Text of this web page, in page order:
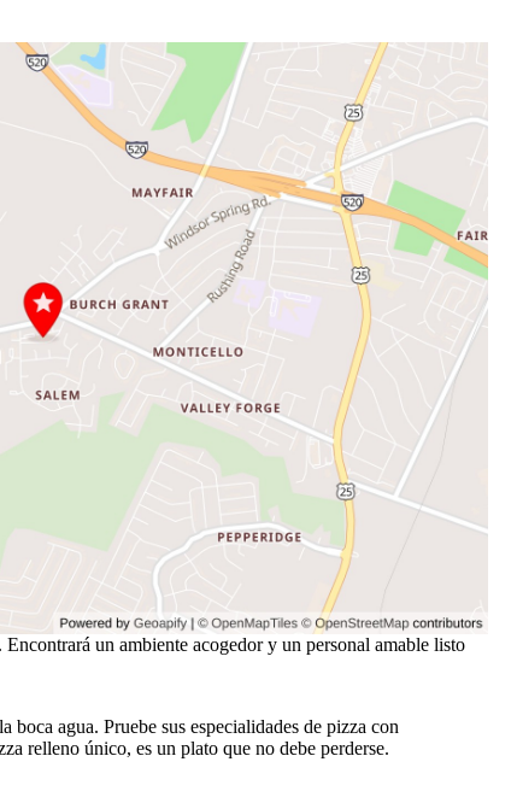
un ambiente acogedor y un personal amable listo
agua. Pruebe sus especialidades de pizza con
relleno único, es un plato que no debe perderse.